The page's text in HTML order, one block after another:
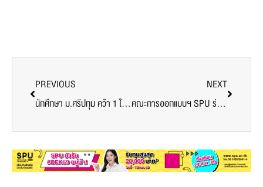
PREVIOUS
นักศึกษา ม.ศรีปทุม คว้า 1 ใน 10 นวัตกรรมเด่นระดับประเทศ สร้างสรรค์ผลงาน ‘DustGuard’ ติดตามค่าฝุ่นละอองแบบเรียลไทม์
NEXT
คณะการออกแบบฯ SPU ร่วมกับ Nippon Paint จัดกิจกรรม Roadshow AYDA 2025 สร้างสรรค์งานดีไซน์จากมรดกวัฒนธรรม